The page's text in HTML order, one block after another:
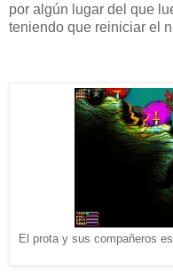
por algún lugar del que
teniendo que reiniciar el
El prota y sus compañeros